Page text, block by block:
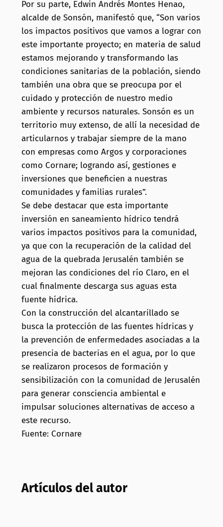
Por su parte, Edwin Andrés Montes Henao,
alcalde de Sonsón, manifestó que, “Son varios
los impactos positivos que vamos a lograr con
este importante proyecto; en materia de salud
estamos mejorando y transformando las
condiciones sanitarias de la población, siendo
también una obra que se preocupa por el
cuidado y protección de nuestro medio
ambiente y recursos naturales. Sonsón es un
territorio muy extenso, de allí la necesidad de
articularnos y trabajar siempre de la mano
con empresas como Argos y corporaciones
como Cornare; logrando así, gestiones e
inversiones que beneficien a nuestras
comunidades y familias rurales”.
Se debe destacar que esta importante
inversión en saneamiento hídrico tendrá
varios impactos positivos para la comunidad,
ya que con la recuperación de la calidad del
agua de la quebrada Jerusalén también se
mejoran las condiciones del río Claro, en el
cual finalmente descarga sus aguas esta
fuente hídrica.
Con la construcción del alcantarillado se
busca la protección de las fuentes hídricas y
la prevención de enfermedades asociadas a la
presencia de bacterias en el agua, por lo que
se realizaron procesos de formación y
sensibilización con la comunidad de Jerusalén
para generar consciencia ambiental e
impulsar soluciones alternativas de acceso a
este recurso.
Fuente: Cornare
Artículos del autor